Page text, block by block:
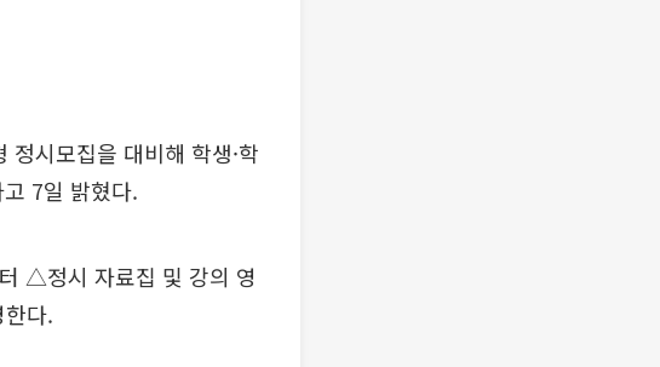
시모집을 대비해 학생·학
7일 밝혔다.
△정시 자료집 및 강의 영
다.